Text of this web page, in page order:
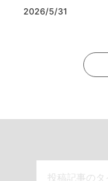
2026/5/31